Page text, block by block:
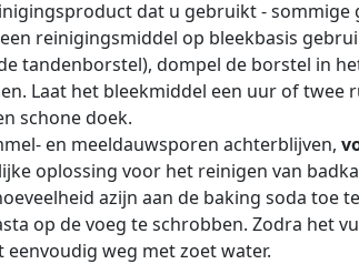
dat u gebruikt - sommige
reinigingsmiddel op bleekbasis
tandenborstel), dompel de borstel in
Laat het bleekmiddel een uur of twee
schone doek.
en meeldauwsporen achterblijven,
oplossing voor het reinigen van
azijn aan de baking soda toe
op de voeg te schrobben. Zodra het
weg met zoet water.